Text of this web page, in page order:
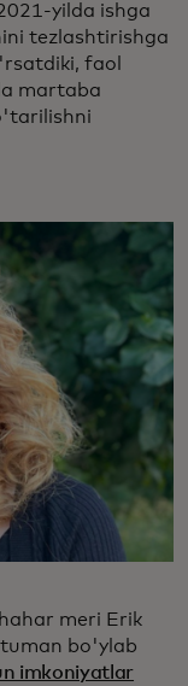
yilda ishga
tezlashtirishga
faol
martaba
meri Erik
bo'ylab
imkoniyatlar